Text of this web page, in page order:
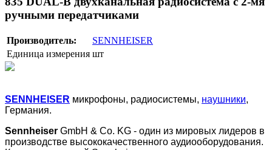
ручными передатчиками
Производитель:
SENNHEISER
Единица измерения шт
SENNHEISER микрофоны, радиосистемы, наушники,
Германия.
Sennheiser GmbH & Co. KG - один из мировых лидеров в
производстве высококачественного аудиооборудования.